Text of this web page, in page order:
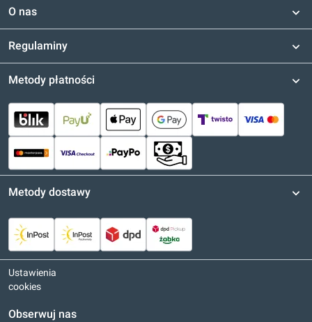
O nas
Regulaminy
Metody płatności
Metody dostawy
Ustawienia
cookies
Obserwuj nas